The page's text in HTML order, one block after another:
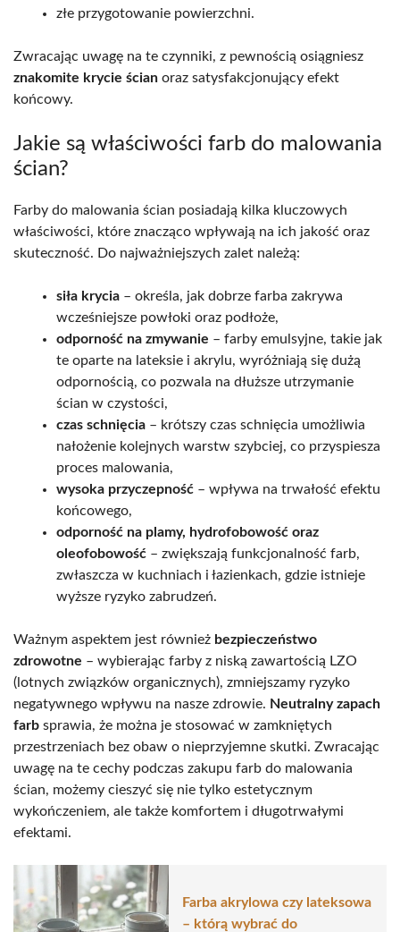
złe przygotowanie powierzchni.
Zwracając uwagę na te czynniki, z pewnością osiągniesz
znakomite krycie ścian oraz satysfakcjonujący efekt
końcowy.
Jakie są właściwości farb do malowania
ścian?
Farby do malowania ścian posiadają kilka kluczowych
właściwości, które znacząco wpływają na ich jakość oraz
skuteczność. Do najważniejszych zalet należą:
siła krycia – określa, jak dobrze farba zakrywa
wcześniejsze powłoki oraz podłoże,
odporność na zmywanie – farby emulsyjne, takie jak
te oparte na lateksie i akrylu, wyróżniają się dużą
odpornością, co pozwala na dłuższe utrzymanie
ścian w czystości,
czas schnięcia – krótszy czas schnięcia umożliwia
nałożenie kolejnych warstw szybciej, co przyspiesza
proces malowania,
wysoka przyczepność – wpływa na trwałość efektu
końcowego,
odporność na plamy, hydrofobowość oraz
oleofobowość – zwiększają funkcjonalność farb,
zwłaszcza w kuchniach i łazienkach, gdzie istnieje
wyższe ryzyko zabrudzeń.
Ważnym aspektem jest również bezpieczeństwo
zdrowotne – wybierając farby z niską zawartością LZO
(lotnych związków organicznych), zmniejszamy ryzyko
negatywnego wpływu na nasze zdrowie. Neutralny zapach
farb sprawia, że można je stosować w zamkniętych
przestrzeniach bez obaw o nieprzyjemne skutki. Zwracając
uwagę na te cechy podczas zakupu farb do malowania
ścian, możemy cieszyć się nie tylko estetycznym
wykończeniem, ale także komfortem i długotrwałymi
efektami.
Farba akrylowa czy lateksowa
– którą wybrać do